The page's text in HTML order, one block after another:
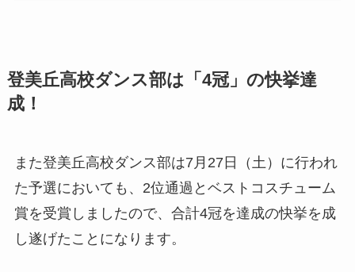
登美丘高校ダンス部は「4冠」の快挙達
成！
また登美丘高校ダンス部は7月27日（土）に行われ
た予選においても、2位通過とベストコスチューム
賞を受賞しましたので、合計4冠を達成の快挙を成
し遂げたことになります。